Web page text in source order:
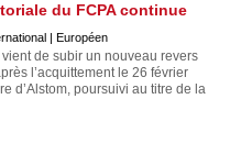
du FCPA continue
| Européen
de subir un nouveau revers
l’acquittement le 26 février
d’Alstom, poursuivi au titre de la